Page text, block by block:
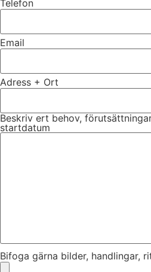
Telefon
Email
Adress + Ort
Beskriv ert behov,
startdatum
Bifoga gärna bilder, handlingar,